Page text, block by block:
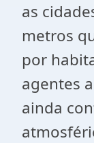
as
metros
por
agentes
ainda